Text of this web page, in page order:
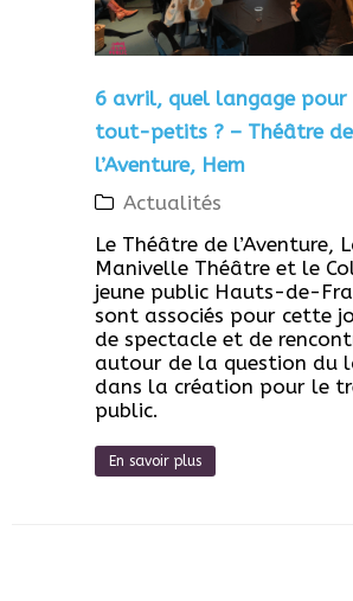
6 avril, quel langage pour
tout-petits ? – Théâtre de
l’Aventure, Hem
Actualités
Le Théâtre de l’Aventure,
Manivelle Théâtre et le
jeune public Hauts-de-
sont associés pour cette
de spectacle et de
autour de la question du
dans la création pour le
public.
En savoir plus